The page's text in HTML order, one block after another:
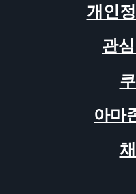
개인
관
아마